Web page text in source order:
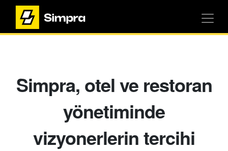
Simpra, otel ve restoran
yönetiminde
vizyonerlerin tercihi